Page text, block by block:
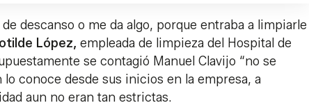
descanso o me da algo, porque entraba a limpiarle
López, empleada de limpieza del Hospital de
se contagió Manuel Clavijo “no se
lo conoce desde sus inicios en la empresa, a
aun no eran tan estrictas.